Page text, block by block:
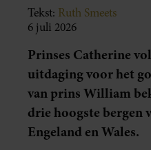
Tekst: Ruth Smeets
6 juli 2026
Prinses Catherine
uitdaging voor het
van prins William
drie hoogste bergen
Engeland en Wales.